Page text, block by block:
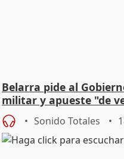
Belarra pide al
militar y apueste "de
Sonido Totales